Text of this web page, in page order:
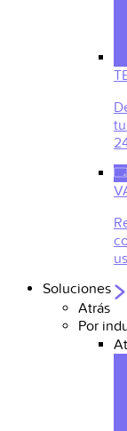
Soluciones
Atrás
Por